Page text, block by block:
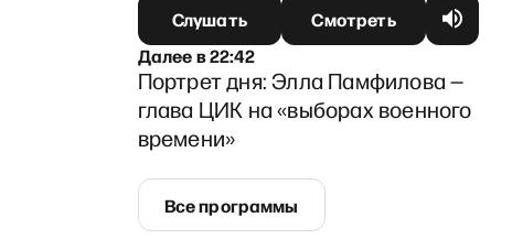
Слушать
Смотреть
Далеев22:42
Портрет дня: Элла Памфилова —
глава ЦИК на «выборах военного
времени»
Все программы